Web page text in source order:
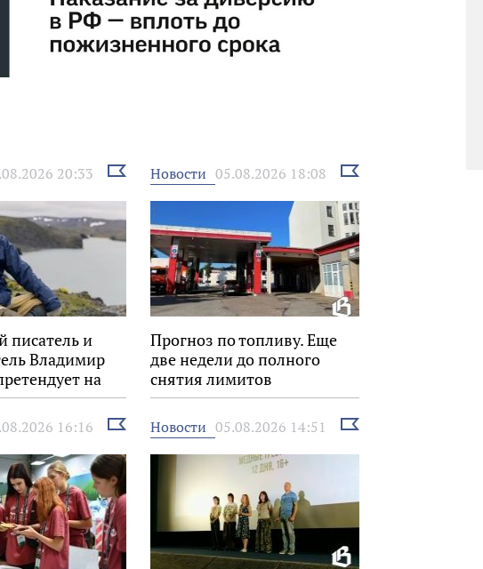
20:33
Выбрать
новость
писатель и
Владимир
на
Новости 05.08.2026 18:08
Выбрать
Прогноз по топливу. Еще
две недели до полного
снятия лимитов
16:16
Выбрать
новость
Новости 05.08.2026 14:51
Выбрать